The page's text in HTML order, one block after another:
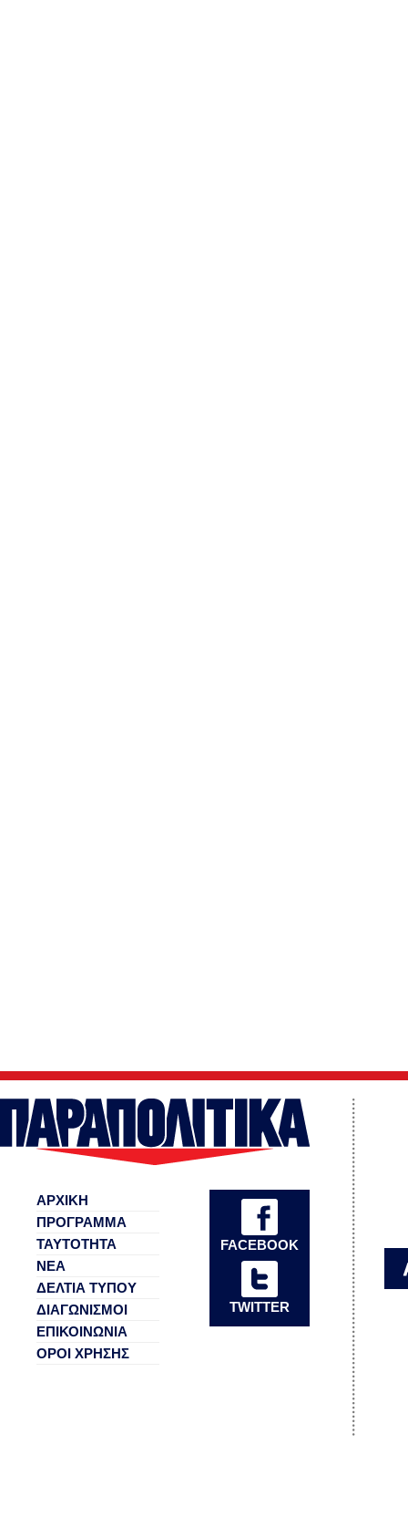
FACEBOOK
TWITTER
ΑΡΧΙΚΗ
ΠΡΟΓΡΑΜΜΑ
ΤΑΥΤΟΤΗΤΑ
ΝΕΑ
ΔΕΛΤΙΑ ΤΥΠΟΥ
ΔΙΑΓΩΝΙΣΜΟΙ
ΕΠΙΚΟΙΝΩΝΙΑ
ΟΡΟΙ ΧΡΗΣΗΣ